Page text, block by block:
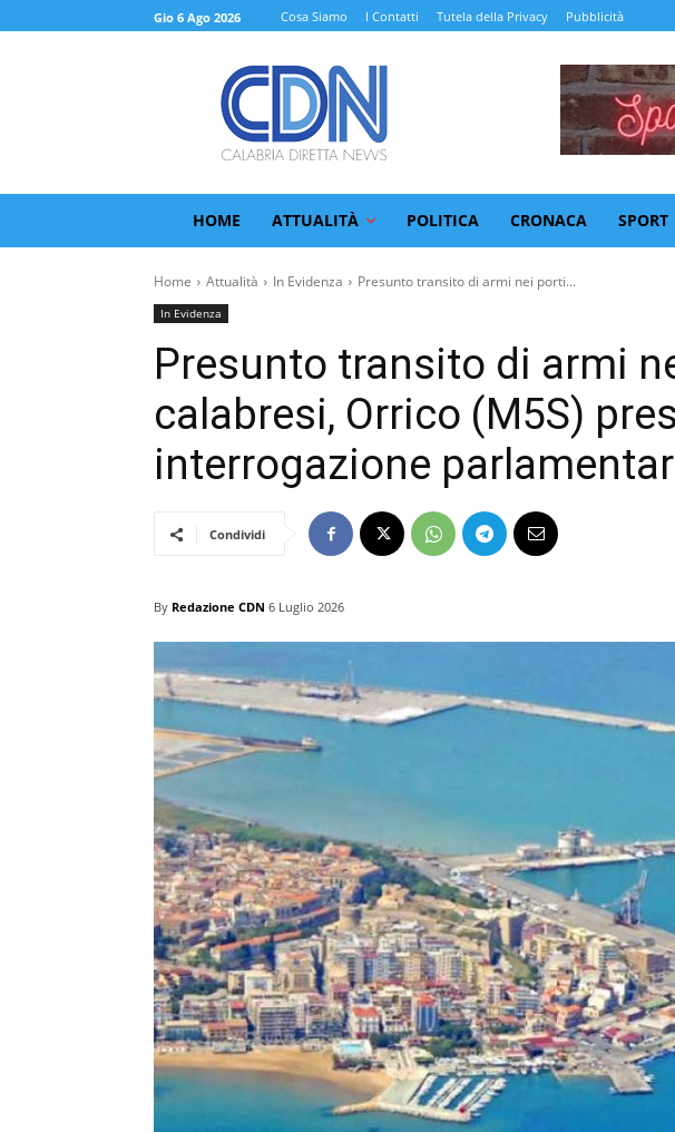
Gio 6 Ago 2026 Cosa Siamo I Contatti Tutela della Privacy Pubblicità
HOME ATTUALITÀ POLITICA CRONACA SPORT
Home Attualità In Evidenza Presunto transito di armi nei porti...
In Evidenza
Presunto transito di armi
calabresi, Orrico (M5S)
interrogazione
Condividi
By Redazione CDN 6 Luglio 2026